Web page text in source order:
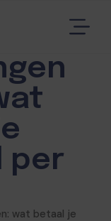
per
wat betaal je